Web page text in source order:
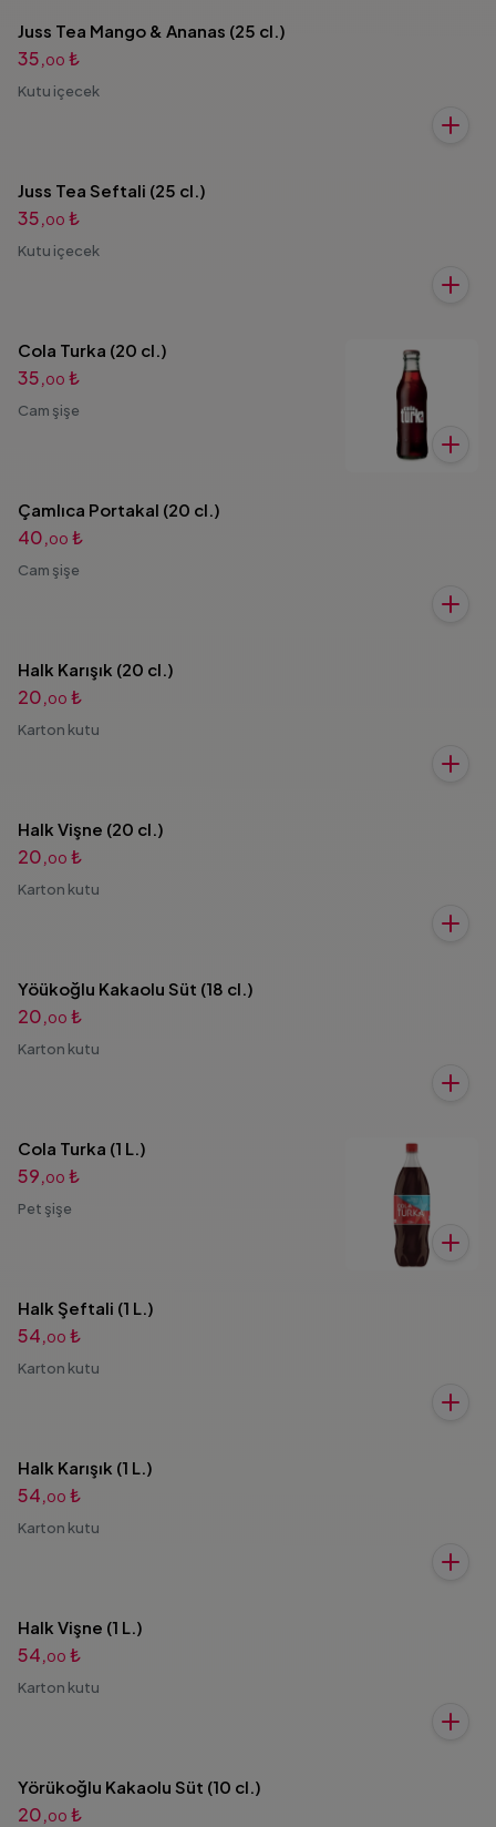
Juss Tea Mango & Ananas (25 cl.)
35,00 ₺
Kutu içecek
Juss Tea Seftali (25 cl.)
35,00 ₺
Kutu içecek
Cola Turka (20 cl.)
35,00 ₺
Cam şişe
Çamlıca Portakal (20 cl.)
40,00 ₺
Cam şişe
Halk Karışık (20 cl.)
20,00 ₺
Karton kutu
Halk Vişne (20 cl.)
20,00 ₺
Karton kutu
Yöükoğlu Kakaolu Süt (18 cl.)
20,00 ₺
Karton kutu
Cola Turka (1 L.)
59,00 ₺
Pet şişe
Halk Şeftali (1 L.)
54,00 ₺
Karton kutu
Halk Karışık (1 L.)
54,00 ₺
Karton kutu
Halk Vişne (1 L.)
54,00 ₺
Karton kutu
Yörükoğlu Kakaolu Süt (10 cl.)
20,00 ₺